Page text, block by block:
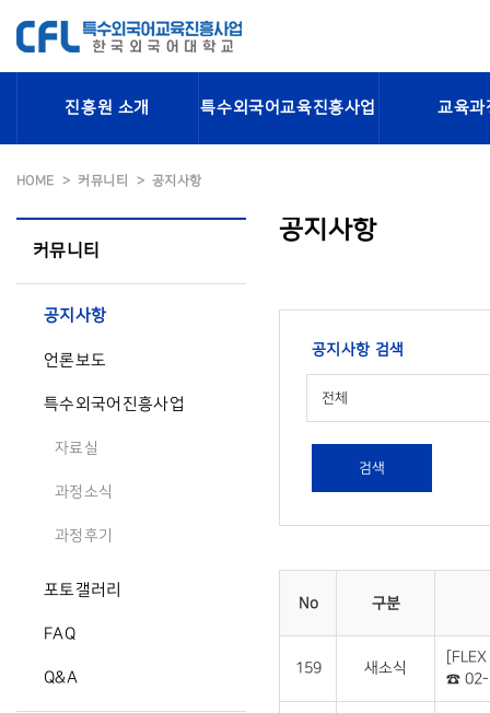
진흥원 소개 특수외국어교육진흥사업 교육과
HOME 커뮤니티 공지사항
커뮤니티
공지사항
언론보도
특수외국어진흥사업
자료실
과정소식
과정후기
포토갤러리
FAQ
Q&A
공지사항
공지사항 검색
전체
검색
No 구분
159 새소식
☎ 02-